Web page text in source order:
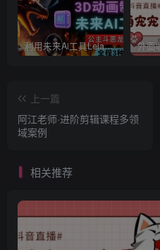
利用未来Ai工具LeiaPix，静态图转换3D动画，Lexica和Chat GPT制作精彩视频
上一篇
阿江老师·进阶剪辑课程多领
域案例
相关推荐